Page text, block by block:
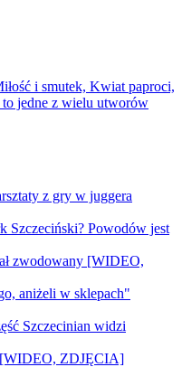
i smutek, Kwiat paproci,
to jedne z wielu utworów
z gry w juggera
Szczeciński? Powodów jest
zwodowany [WIDEO,
aniżeli w sklepach"
Szczecinian widzi
[WIDEO, ZDJĘCIA]